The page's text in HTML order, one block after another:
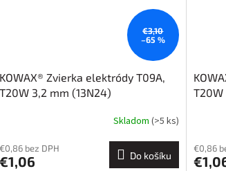
€3,10
–65 %
KOWAX® Zvierka elektródy T09A,
T20W 3,2 mm (13N24)
Skladom (>5 ks)
€0,86 bez DPH
€1,06 Do košíku
T20W
€0,86